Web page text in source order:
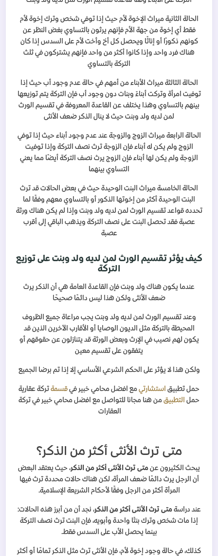
الحالة الثانية ميراث الإخوة لأم حيث إذا توفي شخص وترك إخوة لأم
فقط أي إخوة من جهة الأم فإنهم يرثون بالتساوي بغض النظر عن
كونهم ذكورًا أو إناثًا ويحصل كل أخ وأخت لأم على السدس إذا كان
هناك فرد واحد وإذا كانوا أكثر من واحد فإنهم يشتركون في ثلث
التركة بالتساوي
الحالة الثالثة ميراث الأبناء من أمهم في حالة عدم وجود أب حيث إذا
توفيت امرأة وتركت أبناءً وبنات دون وجود أب فإن التركة يتم توزيعها
بينهم بالتساوي وهذا يختلف عن القاعدة المعروفة في تقسيم الورث
لمن لديه ولد وبنت حيث لا ينال الذكر ضعف الأنثى
الحالة الرابعة ميراث الزوج والزوجة عند عدم وجود أبناء حيث إذا توفي
الزوج ولم يكن له أبناء فإن الزوجة ترث نصف التركة وإذا توفيت
الزوجة ولم يكن لها أبناء فإن الزوج يرث نصف التركة أيضًا مما يعني
التساوي بينهما
الحالة الخامسة ميراث البنت الوحيدة حيث في بعض الحالات قد ترث
البنت الوحيدة أكثر من إخوتها الذكور أو بالتساوي معهم وفقًا لما
تحدده قواعد تقسيم الورث لمن لديه ولد وبنت وإذا لم يكن هناك ورثة
عصبة فقد تحصل البنت على نصف التركة ويذهب الباقي إلى أقرب
عصبة
كيف يؤثر تقسيم الورث لمن لديه ولد وبنت على توزيع
التركة
عندما يكون هناك ولد وبنت فإن القاعدة العامة هي أن الذكر يرث
ضعف الأنثى ولكن هذا ليس دائمًا صحيحًا
وعند تقسيم الورث لمن لديه ولد وبنت يجب مراعاة جميع الظروف
المحيطة بالتركة مثل الديون الوصايا أو الأقارب الآخرين الذين قد
يكون لهم نصيب في الإرث وبعض الورثة قد يتنازلون عن حقوقهم أو
يتفقون على تقسيم معين
ولكن هذا لا يؤثر على الحكم الشرعي الأساسي إلا إذا تم برضا الجميع
حمل تطبيق استشارتي مع افضل محامي خبير في قسمة تركة عقارية
حمل التطبيق من هنا مجانا للتواصل مع افضل محامي خبير في تركة
العقارات
متى ترث الأنثى أكثر من الذكر؟
يبحث الكثيرون عن متى ترث الأنثى أكثر من الذكر، حيث يعتقد البعض
أن الرجل يرث دائمًا ضعف المرأة، لكن هناك حالات محددة ترث فيها
المرأة أكثر من الرجل وفقًا لأحكام الشريعة الإسلامية.
عند دراسةمتى ترث الأنثى أكثر من الذكر، نجد أن من أبرز هذه الحالات:
إذا مات شخص وترك بنتًا واحدة وأبويه، فإن البنت ترث نصف التركة
بينما يحصل الأب على السدس فقط.
كذلك، في حالة وجود إخوة لأم، فإن الأنثى ترث مثل الذكر تمامًا أو أكثر